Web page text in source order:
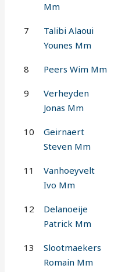
Mm
7
Talibi Alaoui
Younes Mm
8 Peers Wim Mm
9
Verheyden
Jonas Mm
10
Geirnaert
Steven Mm
11
Vanhoeyvelt
Ivo Mm
12
Delanoeije
Patrick Mm
13
Slootmaekers
Romain Mm